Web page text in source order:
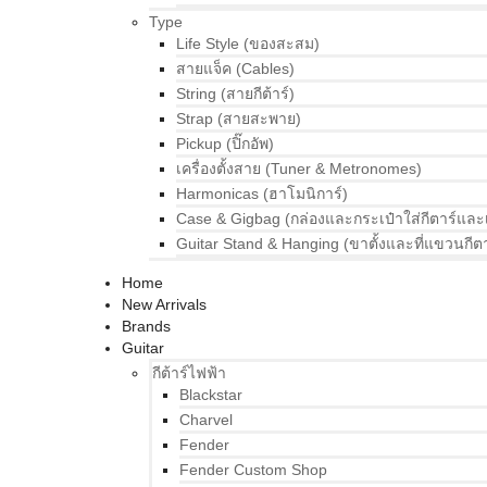
Type
Life Style (ของสะสม)
สายแจ็ค (Cables)
String (สายกีต้าร์)
Strap (สายสะพาย)
Pickup (ปิ๊กอัพ)
เครื่องตั้งสาย (Tuner & Metronomes)
Harmonicas (ฮาโมนิการ์)
Case & Gigbag (กล่องและกระเป๋าใส่กีตาร์และ
Guitar Stand & Hanging (ขาตั้งและที่แขวนกีต
Home
New Arrivals
Brands
Guitar
กีต้าร์ไฟฟ้า
Blackstar
Charvel
Fender
Fender Custom Shop